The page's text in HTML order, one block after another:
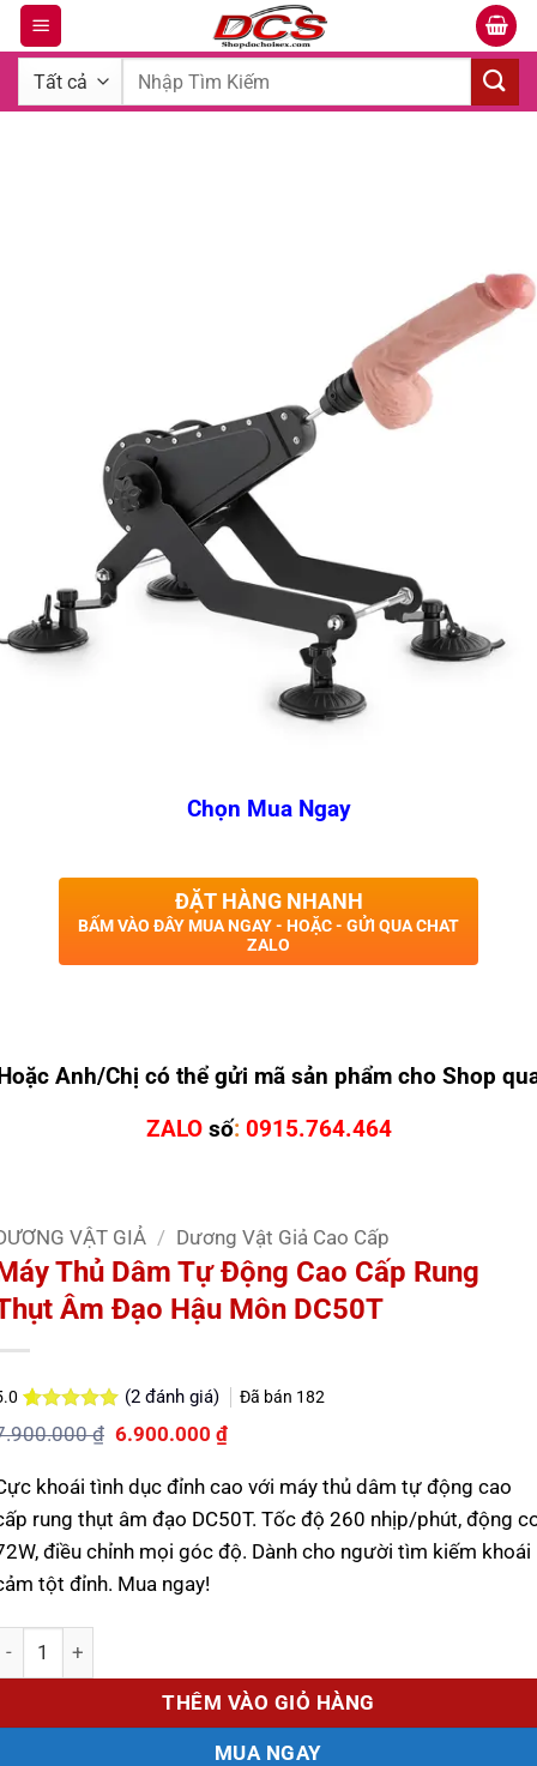
Bỏ
qua
dung
Tìm
Chọn Mua Ngay
ĐẶT HÀNG NHANH
BẤM VÀO ĐÂY MUA NGAY - HOẶC - GỬI QUA CHAT
ZALO
Anh/Chị có thể gửi mã sản phẩm cho Shop
ZALO số: 0915.764.464
VẬT GIẢ / Dương Vật Giả Cao Cấp
Thủ Dâm Tự Động Cao Cấp Rung
Âm Đạo Hậu Môn DC50T
5.0 trên 5
dựa trên
2
(2đánh giá) Đã bán 182
₫ Giá
là:
7.900.000 ₫.
6.900.000₫Giá
là:
6.900.000 ₫.
khoái tình dục đỉnh cao với máy thủ dâm tự động cao
rung thụt âm đạo DC50T. Tốc độ 260 nhịp/phút, động
điều chỉnh mọi góc độ. Dành cho người tìm kiếm khoái
tột đỉnh. Mua ngay!
lượng
THÊM VÀO GIỎ HÀNG
MUA NGAY